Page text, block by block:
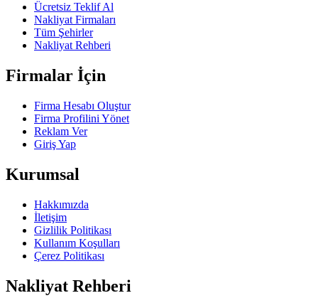
Ücretsiz Teklif Al
Nakliyat Firmaları
Tüm Şehirler
Nakliyat Rehberi
Firmalar İçin
Firma Hesabı Oluştur
Firma Profilini Yönet
Reklam Ver
Giriş Yap
Kurumsal
Hakkımızda
İletişim
Gizlilik Politikası
Kullanım Koşulları
Çerez Politikası
Nakliyat Rehberi